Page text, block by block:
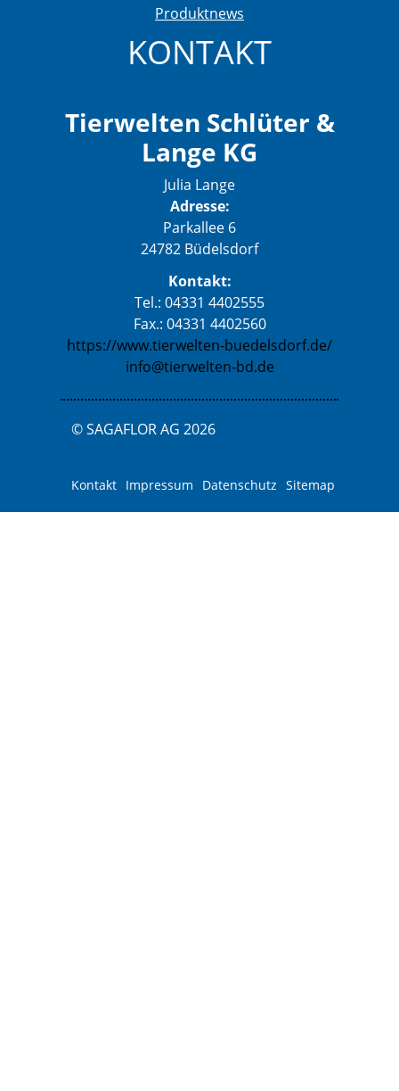
Produktnews
KONTAKT
Tierwelten Schlüter &
Lange KG
Julia Lange
Adresse:
Parkallee 6
24782 Büdelsdorf
Kontakt:
Tel.: 04331 4402555
Fax.: 04331 4402560
https://www.tierwelten-buedelsdorf.de/
info@tierwelten-bd.de
© SAGAFLOR AG 2026
Kontakt Impressum Datenschutz Sitemap